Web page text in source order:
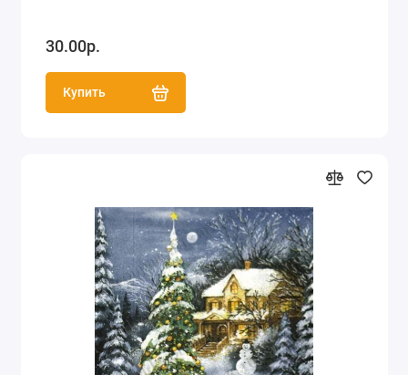
30.00р.
Купить